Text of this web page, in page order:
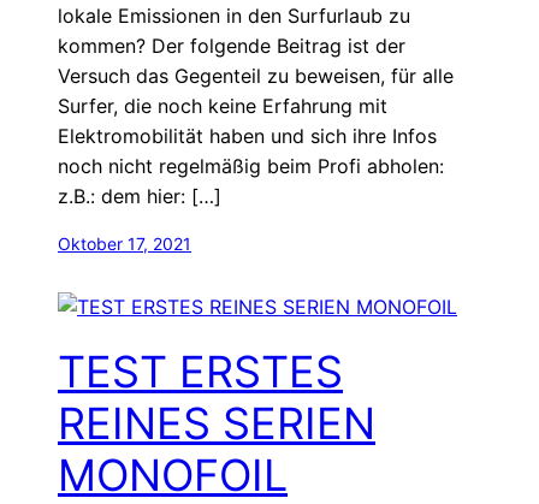
lokale Emissionen in den Surfurlaub zu
kommen? Der folgende Beitrag ist der
Versuch das Gegenteil zu beweisen, für alle
Surfer, die noch keine Erfahrung mit
Elektromobilität haben und sich ihre Infos
noch nicht regelmäßig beim Profi abholen:
z.B.: dem hier: […]
Oktober 17, 2021
TEST ERSTES
REINES SERIEN
MONOFOIL